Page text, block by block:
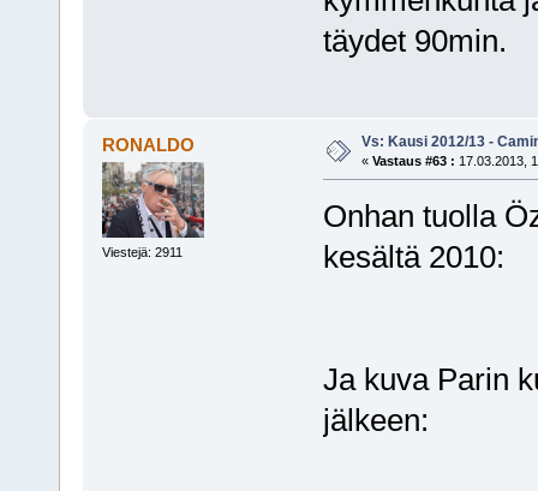
täydet 90min.
RONALDO
Viestejä: 2911
Vs: Kausi 2012/13 -
« Vastaus #63 : 17.03.2013,
Onhan tuolla
kesältä 2010:
Ja kuva Parin
jälkeen: